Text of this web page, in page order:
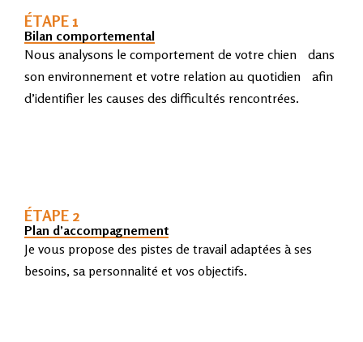
ÉTAPE 1
Bilan comportemental
Nous analysons le comportement de votre chien dans
son environnement et votre relation au quotidien afin
d’identifier les causes des difficultés rencontrées.
ÉTAPE 2
Plan d’accompagnement
Je vous propose des pistes de travail adaptées à ses
besoins, sa personnalité et vos objectifs.